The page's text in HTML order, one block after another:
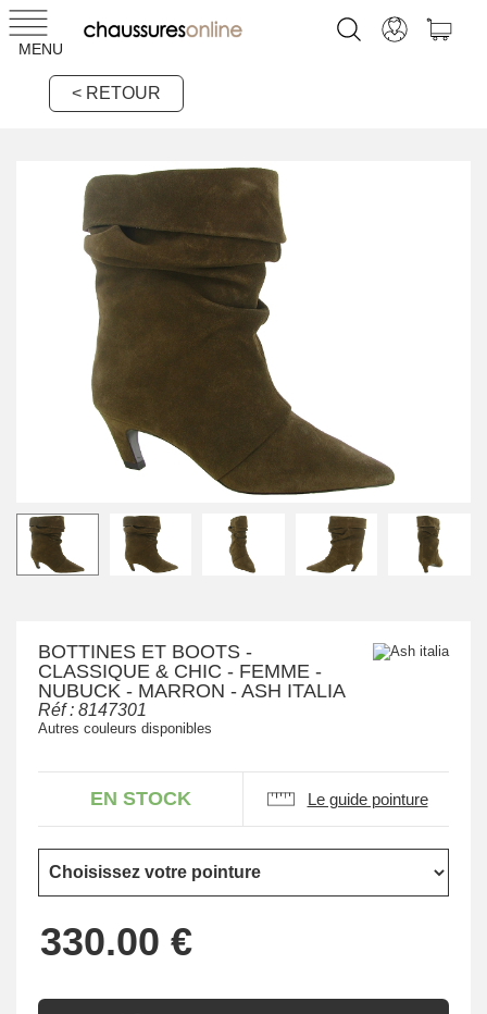
MENU
< RETOUR
BOTTINES ET BOOTS -
CLASSIQUE & CHIC - FEMME -
NUBUCK - MARRON - ASH ITALIA
Réf : 8147301
Autres couleurs disponibles
EN STOCK Le guide pointure